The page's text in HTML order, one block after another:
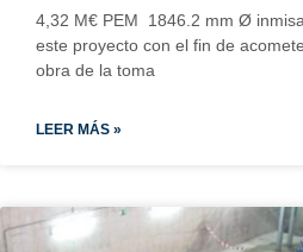
4,32 M€ PEM 1846.2 mm Ø
este proyecto con el fin de
obra de la toma
LEER MÁS »